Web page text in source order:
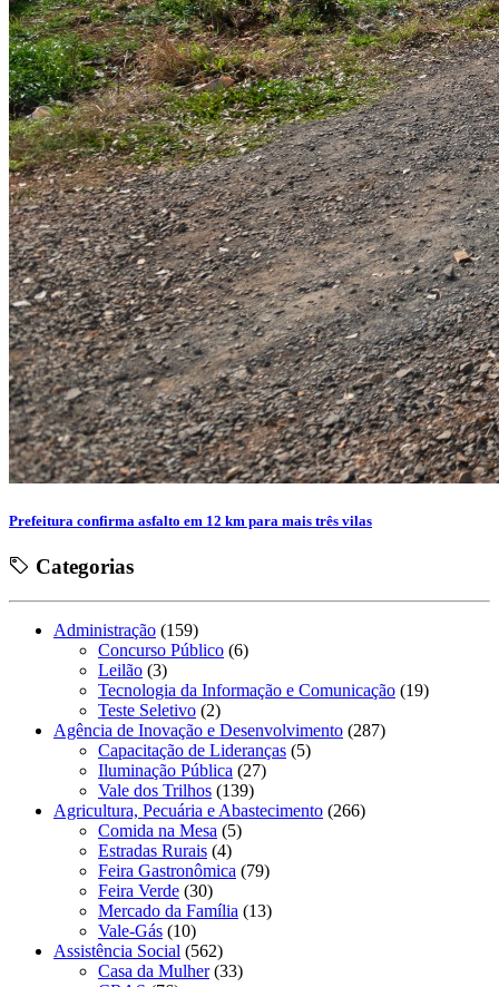
Prefeitura confirma asfalto em 12 km para mais três vilas
Categorias
Administração (159)
Concurso Público (6)
Leilão (3)
Tecnologia da Informação e Comunicação (19)
Teste Seletivo (2)
Agência de Inovação e Desenvolvimento (287)
Capacitação de Lideranças (5)
Iluminação Pública (27)
Vale dos Trilhos (139)
Agricultura, Pecuária e Abastecimento (266)
Comida na Mesa (5)
Estradas Rurais (4)
Feira Gastronômica (79)
Feira Verde (30)
Mercado da Família (13)
Vale-Gás (10)
Assistência Social (562)
Casa da Mulher(33)